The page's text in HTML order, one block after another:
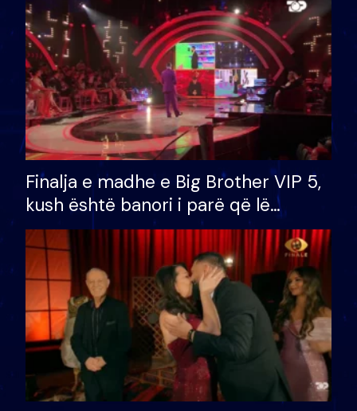
Finalja e madhe e Big Brother VIP 5,
kush është banori i parë që lë
shtëpinë dhe humb mundësinë për
të fituar çmimin e madh